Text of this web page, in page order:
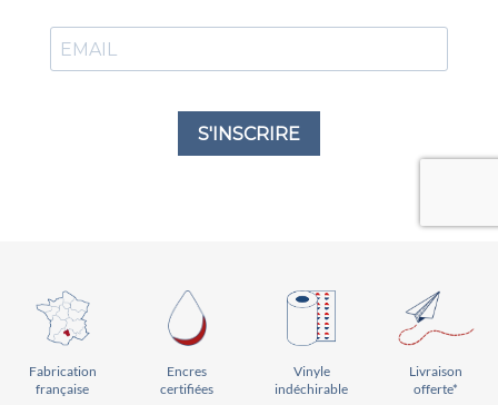
Fabrication
française
Encres
certifiées
Vinyle
indéchirable
Livraison
offerte*